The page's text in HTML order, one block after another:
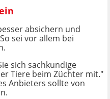
absichern und
sei vor allem bei
sich sachkundige
Tiere beim Züchter mit."
Anbieters sollte von